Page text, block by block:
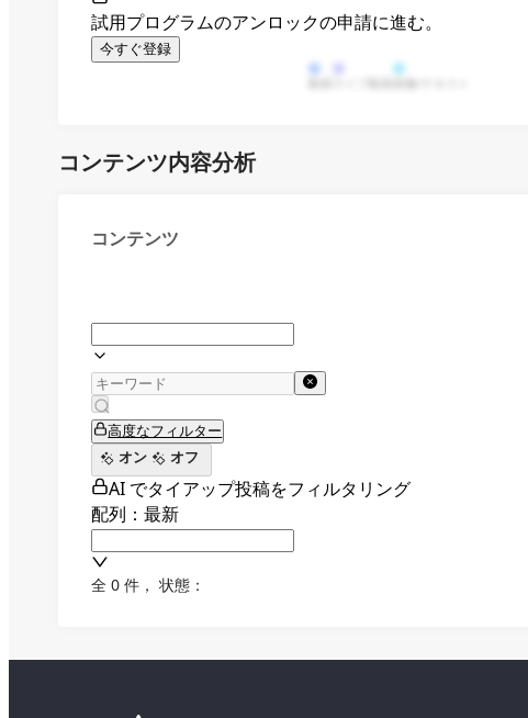
試用プログラムのアンロックの申請に進む。
今すぐ登録
コンテンツ内容分析
コンテンツ
高度なフィルター
オン
オフ
AI でタイアップ投稿をフィルタリング
配列：最新
全 0 件 ， 状態：